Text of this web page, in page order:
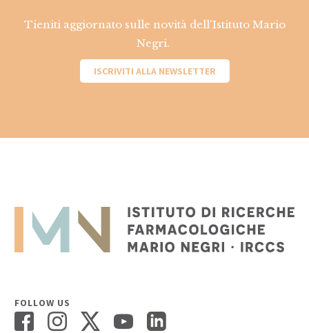
Tieniti aggiornato sulle novità dell'Istituto Mario
Negri.
ISCRIVITI ALLA NEWSLETTER
FOLLOW US